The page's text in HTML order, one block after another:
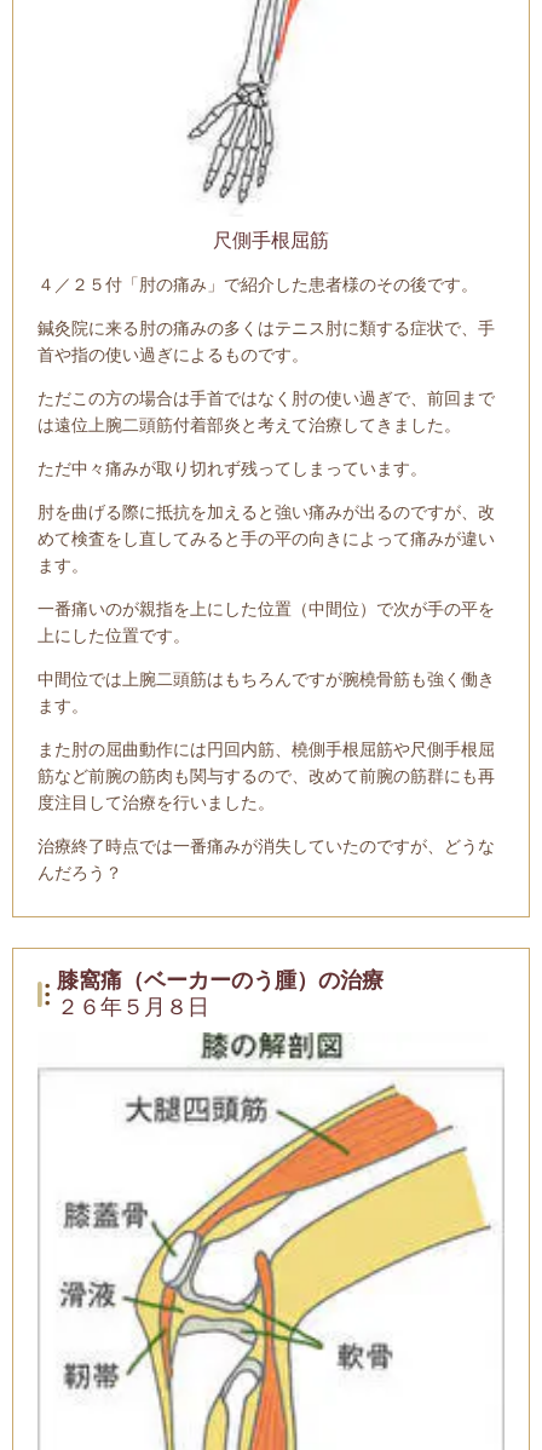
尺側手根屈筋
４／２５付「肘の痛み」で紹介した患者様のその後です。
鍼灸院に来る肘の痛みの多くはテニス肘に類する症状で、手
首や指の使い過ぎによるものです。
ただこの方の場合は手首ではなく肘の使い過ぎで、前回まで
は遠位上腕二頭筋付着部炎と考えて治療してきました。
ただ中々痛みが取り切れず残ってしまっています。
肘を曲げる際に抵抗を加えると強い痛みが出るのですが、改
めて検査をし直してみると手の平の向きによって痛みが違い
ます。
一番痛いのが親指を上にした位置（中間位）で次が手の平を
上にした位置です。
中間位では上腕二頭筋はもちろんですが腕橈骨筋も強く働き
ます。
また肘の屈曲動作には円回内筋、橈側手根屈筋や尺側手根屈
筋など前腕の筋肉も関与するので、改めて前腕の筋群にも再
度注目して治療を行いました。
治療終了時点では一番痛みが消失していたのですが、どうな
んだろう？
膝窩痛（ベーカーのう腫）の治療
２６年５月８日